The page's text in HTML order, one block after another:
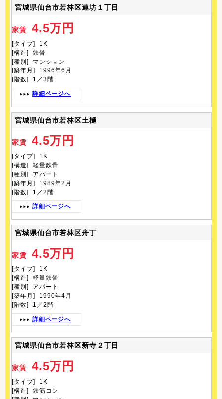
宮城県仙台市若林区連坊１丁目
家賃4.5万円
[タイプ] 1K
[構造] 鉄骨
[種別] マンション
[築年月] 1996年6月
[階数] 1／3階
詳細ページへ
宮城県仙台市若林区土樋
家賃4.5万円
[タイプ] 1K
[構造] 軽量鉄骨
[種別] アパート
[築年月] 1989年2月
[階数] 1／2階
詳細ページへ
宮城県仙台市若林区舟丁
家賃4.5万円
[タイプ] 1K
[構造] 軽量鉄骨
[種別] アパート
[築年月] 1990年4月
[階数] 1／2階
詳細ページへ
宮城県仙台市若林区新寺２丁目
家賃4.5万円
[タイプ] 1K
[構造] 鉄筋コン